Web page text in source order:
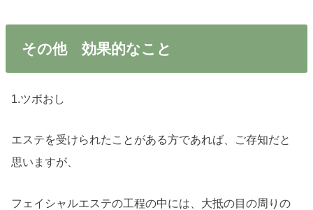
その他 効果的なこと
1.ツボおし
エステを受けられたことがある方であれば、ご存知だと
思いますが、
フェイシャルエステの工程の中には、大抵の目の周りの